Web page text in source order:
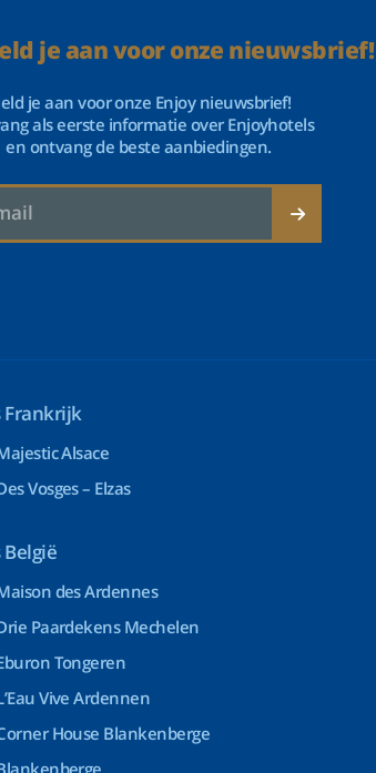
je aan voor onze nieuwsbrief!
je aan voor onze Enjoy nieuwsbrief!
als eerste informatie over Enjoyhotels
en ontvang de beste aanbiedingen.
Frankrijk
Alsace
Vosges – Elzas
des Ardennes
Paardekens Mechelen
Tongeren
Vive Ardennen
House Blankenberge